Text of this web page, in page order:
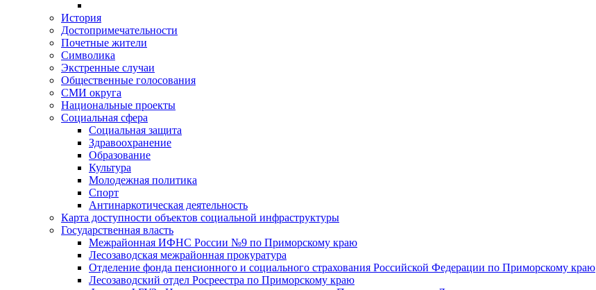
История
Достопримечательности
Почетные жители
Символика
Экстренные случаи
Общественные голосования
СМИ округа
Национальные проекты
Социальная сфера
Социальная защита
Здравоохранение
Образование
Культура
Молодежная политика
Спорт
Антинаркотическая деятельность
Карта доступности объектов социальной инфраструктуры
Государственная власть
Межрайонная ИФНС России №9 по Приморскому краю
Лесозаводская межрайонная прокуратура
Отделение фонда пенсионного и социального страхования Российской Федерации по Приморскому краю
Лесозаводский отдел Росреестра по Приморскому краю